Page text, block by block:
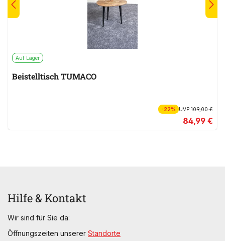
Auf Lager
Beistelltisch TUMACO
-22% UVP109,00 €
84,99 €
Hilfe & Kontakt
Wir sind für Sie da:
Öffnungszeiten unserer Standorte